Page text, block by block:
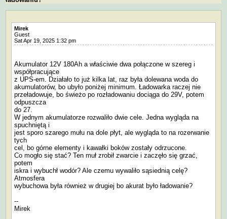
Mirek
Guest
Sat Apr 19, 2025 1:32 pm
Akumulator 12V 180Ah a właściwie dwa połączone w szereg i
współpracujące
z UPS-em. Działało to już kilka lat, raz była dolewana woda do
akumulatorów, bo ubyło poniżej minimum. Ładowarka raczej nie
przeładowuje, bo świeżo po rozładowaniu dociąga do 29V, potem
odpuszcza
do 27.
W jednym akumulatorze rozwaliło dwie cele. Jedna wygląda na
spuchniętą i
jest sporo szarego mułu na dole płyt, ale wygląda to na rozerwanie
tych
cel, bo górne elementy i kawałki boków zostały odrzucone.
Co mogło się stać? Ten muł zrobił zwarcie i zaczęło się grzać,
potem
iskra i wybuchł wodór? Ale czemu wywaliło sąsiednią celę?
Atmosfera
wybuchowa była również w drugiej bo akurat było ładowanie?
--
Mirek